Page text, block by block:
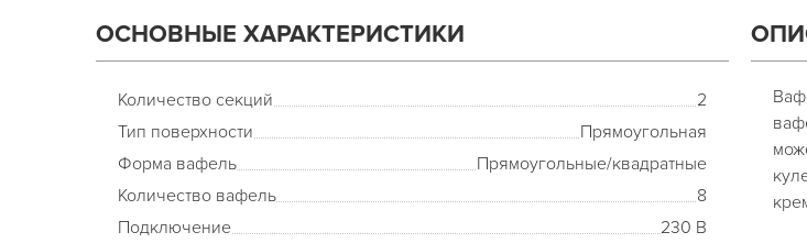
ОСНОВНЫЕ ХАРАКТЕРИСТИКИ
Количество секций
2
Тип поверхности
Прямоугольная
Форма вафель
Прямоугольные/квадратные
Количество вафель
8
Подключение
230 В